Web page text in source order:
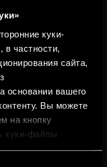
куки-
частности,
сайта,
основании вашего
Вы можете
на кнопку
куки-файлы
Политика
использования
cookies
защищены.